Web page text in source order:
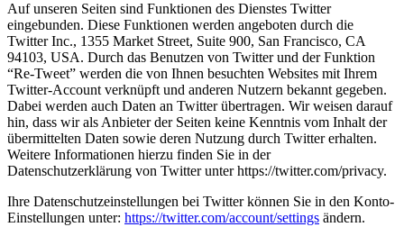
Auf unseren Seiten sind Funktionen des Dienstes Twitter
eingebunden. Diese Funktionen werden angeboten durch die
Twitter Inc., 1355 Market Street, Suite 900, San Francisco, CA
94103, USA. Durch das Benutzen von Twitter und der Funktion
“Re-Tweet” werden die von Ihnen besuchten Websites mit Ihrem
Twitter-Account verknüpft und anderen Nutzern bekannt gegeben.
Dabei werden auch Daten an Twitter übertragen. Wir weisen darauf
hin, dass wir als Anbieter der Seiten keine Kenntnis vom Inhalt der
übermittelten Daten sowie deren Nutzung durch Twitter erhalten.
Weitere Informationen hierzu finden Sie in der
Datenschutzerklärung von Twitter unter https://twitter.com/privacy.
Ihre Datenschutzeinstellungen bei Twitter können Sie in den Konto-
Einstellungen unter: https://twitter.com/account/settings ändern.